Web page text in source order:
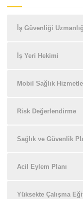
İş Güvenliği
İş Yeri Hekimi
Mobil Sağlık
Risk Değerlendirme
Sağlık ve Güvenlik
Acil Eylem Planı
Yüksekte Çalışma